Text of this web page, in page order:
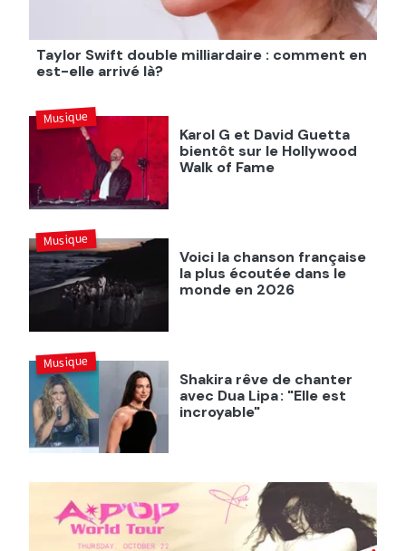
Taylor Swift double milliardaire : comment en
est-elle arrivé là?
Karol G et David Guetta
bientôt sur le Hollywood
Walk of Fame
Musique
Voici la chanson française
la plus écoutée dans le
monde en 2026
Musique
Shakira rêve de chanter
avec Dua Lipa : "Elle est
incroyable"
Musique